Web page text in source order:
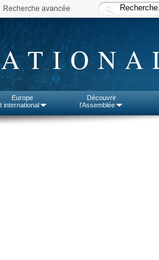
Recherche avancée
Europe
international
Découvrir
l'Assemblée